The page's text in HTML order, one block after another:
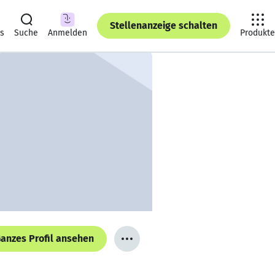
Suche Anmelden
Stellenanzeige schalten
Produkte
Profil ansehen